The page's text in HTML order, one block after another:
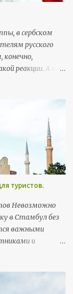
в сербском
русского
реакции. А вот
а не
(кстати, с
слова уже не
в
ну а
(bubašvabe) -
вилюшка
средства
- Дед Мороз
туристов.
Невозможно
в Стамбул без
важными
и
богатые
а потому